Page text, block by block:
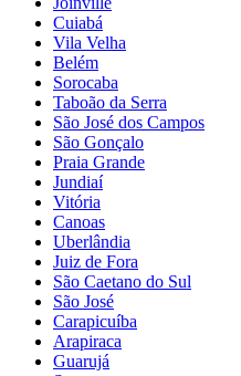
Cuiabá
Vila Velha
Belém
Sorocaba
Taboão da Serra
São José dos Campos
São Gonçalo
Praia Grande
Jundiaí
Vitória
Canoas
Uberlândia
Juiz de Fora
São Caetano do Sul
São José
Carapicuíba
Arapiraca
Guarujá